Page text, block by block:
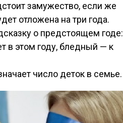
замужество, если же
отложена на три года.
о предстоящем годе:
в этом году, бледный — к
число деток в семье.